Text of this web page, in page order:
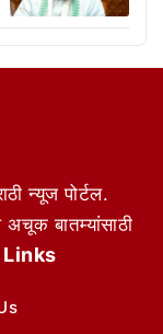
न्यूज पोर्टल.
बातम्यांसाठी